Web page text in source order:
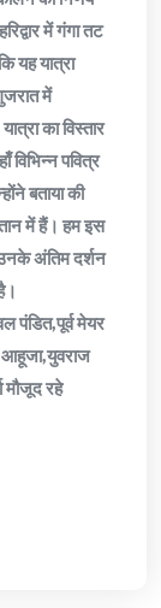
में गंगा तट
यह यात्रा
में
का विस्तार
विभिन्न पवित्र
बताया की
में हैं। हम इस
अंतिम दर्शन
पंडित,पूर्व मेयर
आहूजा,युवराज
मौजूद रहे